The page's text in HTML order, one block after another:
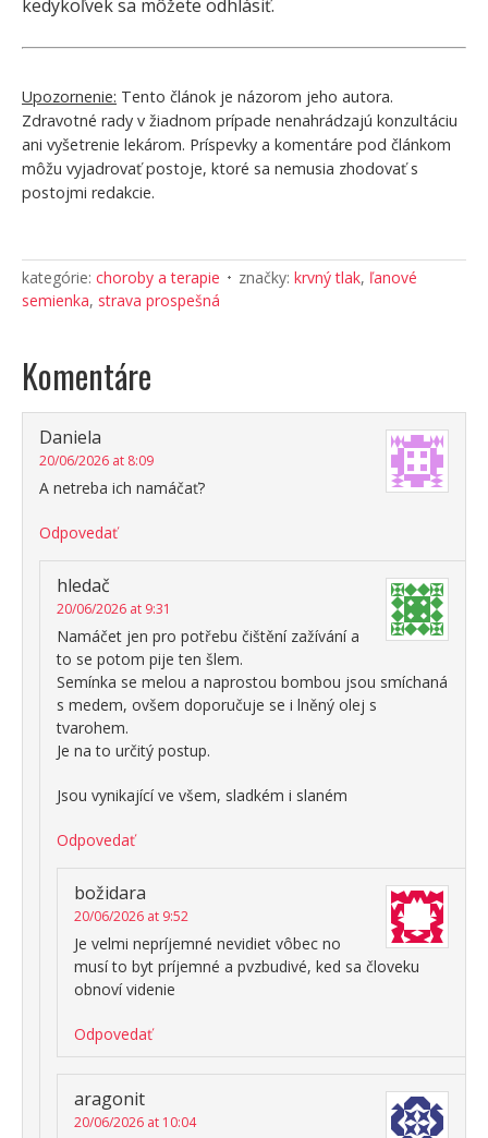
kedykoľvek sa môžete odhlásiť.
Upozornenie: Tento článok je názorom jeho autora.
Zdravotné rady v žiadnom prípade nenahrádzajú konzultáciu
ani vyšetrenie lekárom. Príspevky a komentáre pod článkom
môžu vyjadrovať postoje, ktoré sa nemusia zhodovať s
postojmi redakcie.
kategórie: choroby a terapie značky: krvný tlak, ľanové
semienka, strava prospešná
Komentáre
Daniela
20/06/2026 at 8:09
A netreba ich namáčať?
Odpovedať
hledač
20/06/2026 at 9:31
Namáčet jen pro potřebu čištění zažívání a
to se potom pije ten šlem.
Semínka se melou a naprostou bombou jsou smíchaná
s medem, ovšem doporučuje se i lněný olej s
tvarohem.
Je na to určitý postup.
Jsou vynikající ve všem, sladkém i slaném
Odpovedať
božidara
20/06/2026 at 9:52
Je velmi nepríjemné nevidiet vôbec no
musí to byt príjemné a pvzbudivé, ked sa človeku
obnoví videnie
Odpovedať
aragonit
20/06/2026 at 10:04